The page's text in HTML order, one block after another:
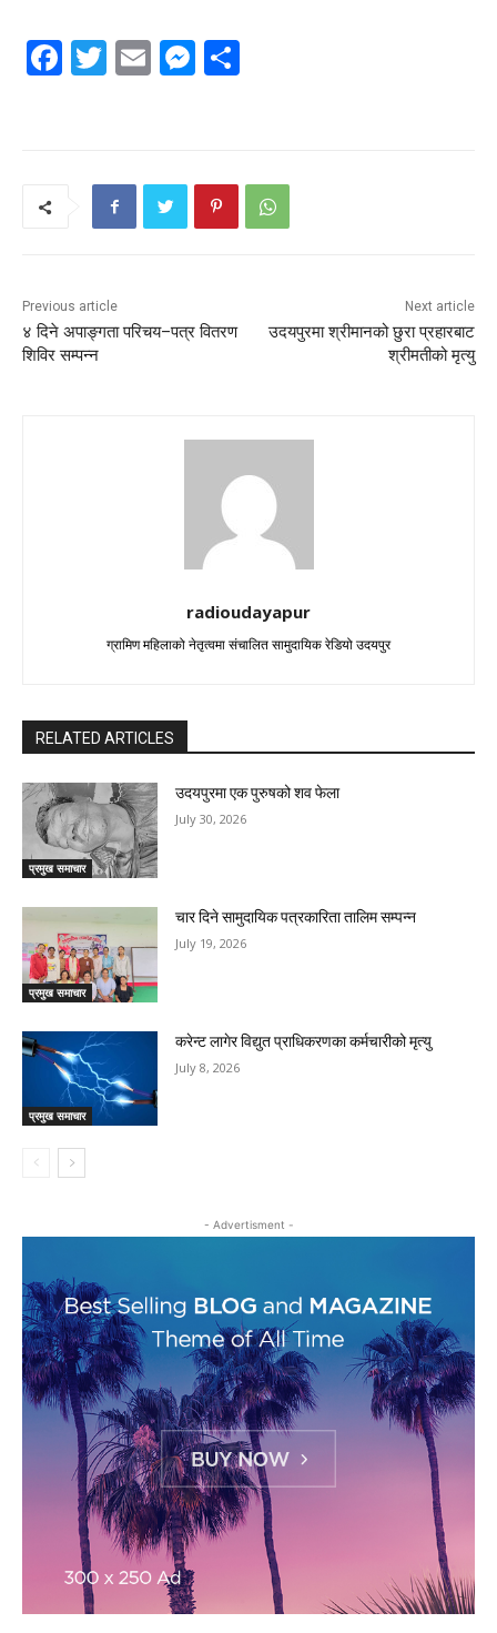
Facebook
Twitter
EmailMessenger
Previous article
४ दिने अपाङ्गता परिचय–पत्र वितरण
शिविर सम्पन्न
Next article
उदयपुरमा श्रीमानको छुरा प्रहारबाट
श्रीमतीको मृत्यु
radioudayapur
ग्रामिण महिलाको नेतृत्वमा संचालित सामुदायिक रेडियो उदयपुर
RELATED ARTICLES
प्रमुख समाचार
उदयपुरमा एक पुरुषको शव फेला
July 30, 2026
प्रमुख समाचार
चार दिने सामुदायिक पत्रकारिता तालिम सम्पन्न
July 19, 2026
प्रमुख समाचार
करेन्ट लागेर विद्युत प्राधिकरणका कर्मचारीको मृत्यु
July 8, 2026
- Advertisment -